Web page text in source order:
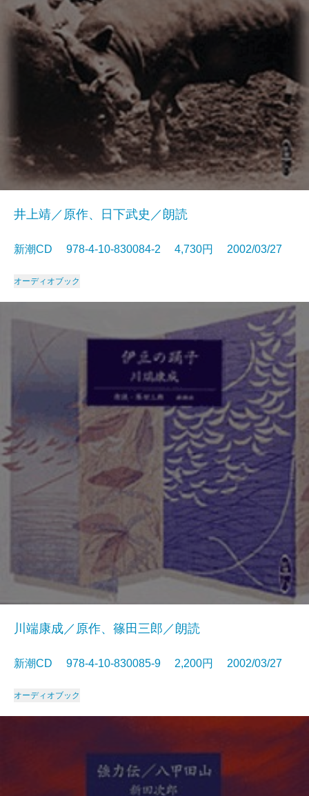
井上靖／原作、日下武史／朗読
新潮CD 978-4-10-830084-2 4,730円 2002/03/27
オーディオブック
川端康成／原作、篠田三郎／朗読
新潮CD 978-4-10-830085-9 2,200円 2002/03/27
オーディオブック